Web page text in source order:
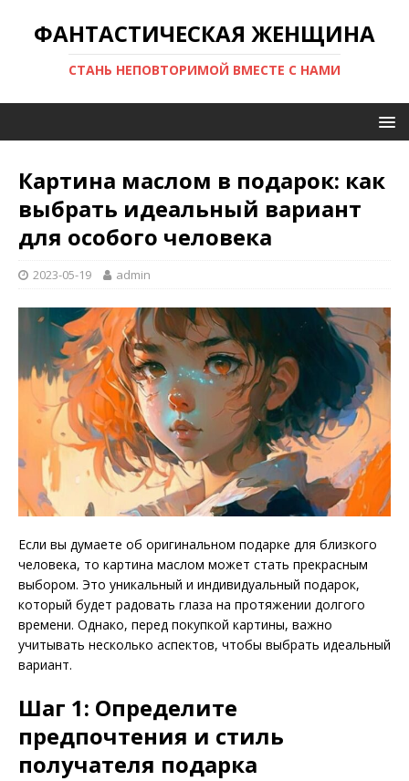
ФАНТАСТИЧЕСКАЯ ЖЕНЩИНА
СТАНЬ НЕПОВТОРИМОЙ ВМЕСТЕ С НАМИ
Картина маслом в подарок: как
выбрать идеальный вариант
для особого человека
2023-05-19 admin
Если вы думаете об оригинальном подарке для близкого
человека, то картина маслом может стать прекрасным
выбором. Это уникальный и индивидуальный подарок,
который будет радовать глаза на протяжении долгого
времени. Однако, перед покупкой картины, важно
учитывать несколько аспектов, чтобы выбрать идеальный
вариант.
Шаг 1: Определите
предпочтения и стиль
получателя подарка